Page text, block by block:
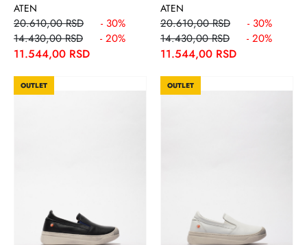
ATEN
20.610,00 RSD
- 30%
14.430,00 RSD
- 20%
11.544,00 RSD
ATEN
20.610,00 RSD
- 30%
14.430,00 RSD
- 20%
11.544,00 RSD
OUTLET OUTLET